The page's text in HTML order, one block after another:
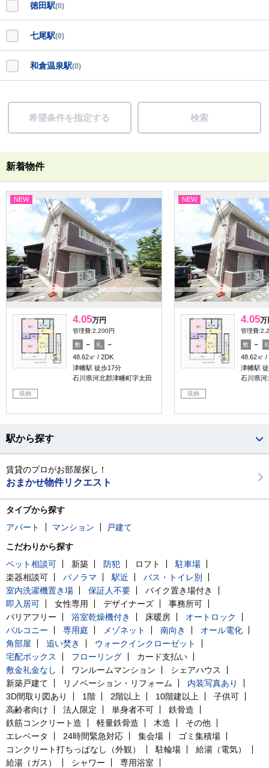
徳田駅(0)
七尾駅(0)
和倉温泉駅(0)
希望条件を指定する 検索
新着物件
NEW
4.05万円
管理費:2,200円
敷 － 礼
－
48.62㎡
2DK
津幡駅 徒歩17分
石川県河北郡津幡町字太田
収納
NEW
4.05万
管理費
敷 －
48.62㎡
津幡駅
石川県河
収納
駅から探す
賃貸のプロがお部屋探し！
おまかせ物件リクエスト
タイプから探す
アパート
マンション
戸建て
こだわりから探す
ペット相談可
新築 防犯 ロフト
駐車場
楽器相談可
パノラマ 駅近
バス・トイレ別
室内洗濯機置き場
保証人不要
バイク置き場付き
即入居可
女性専用 デザイナーズ
事務所可
バリアフリー
浴室乾燥機付き 床暖房
オートロック
バルコニー
専用庭 メゾネット 南向き
オール電化
角部屋
追い焚き
ウォークインクローゼット
宅配ボックス
フローリング
カード支払い
敷金礼金なし
ワンルームマンション
シェアハウス
新築戸建て
リノベーション・リフォーム
内装写真あり
3D間取り図あり
1階 2階以上 10階建以上
子供可
高齢者向け
法人限定 単身者不可
鉄骨造
鉄筋コンクリート造
軽量鉄骨造 木造
その他
エレベータ
24時間緊急対応 集会場
ゴミ集積場
コンクリート打ちっぱなし（外観）
駐輪場
給湯（電気）
給湯（ガス）
シャワー
専用浴室